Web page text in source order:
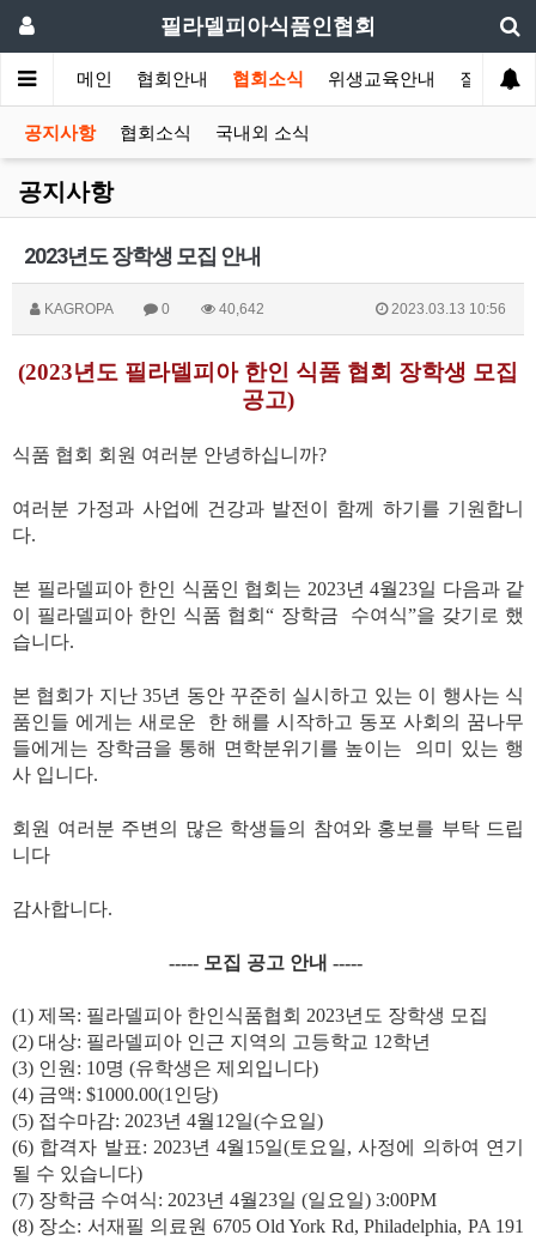
필라델피아식품인협회
메인 협회안내 협회소식 위생교육안내 질의답변
공지사항 협회소식 국내외 소식
공지사항
2023년도 장학생 모집 안내
KAGROPA 0 40,642 2023.03.13 10:56
(2023년도 필라델피아 한인 식품 협회 장학생 모집
공고)
식품 협회 회원 여러분 안녕하십니까?
여러분 가정과 사업에 건강과 발전이 함께 하기를 기원합니
다.
본 필라델피아 한인 식품인 협회는 2023년 4월23일 다음과 같
이 필라델피아 한인 식품 협회“ 장학금 수여식”을 갖기로 했
습니다.
본 협회가 지난 35년 동안 꾸준히 실시하고 있는 이 행사는 식
품인들 에게는 새로운 한 해를 시작하고 동포 사회의 꿈나무
들에게는 장학금을 통해 면학분위기를 높이는 의미 있는 행
사 입니다.
회원 여러분 주변의 많은 학생들의 참여와 홍보를 부탁 드립
니다
감사합니다.
----- 모집 공고 안내 -----
(1) 제목: 필라델피아 한인식품협회 2023년도 장학생 모집
(2) 대상: 필라델피아 인근 지역의 고등학교 12학년
(3) 인원: 10명 (유학생은 제외입니다)
(4) 금액: $1000.00(1인당)
(5) 접수마감: 2023년 4월12일(수요일)
(6) 합격자 발표: 2023년 4월15일(토요일, 사정에 의하여 연기
될 수 있습니다)
(7) 장학금 수여식: 2023년 4월23일 (일요일) 3:00PM
(8) 장소: 서재필 의료원 6705 Old York Rd, Philadelphia, PA 191